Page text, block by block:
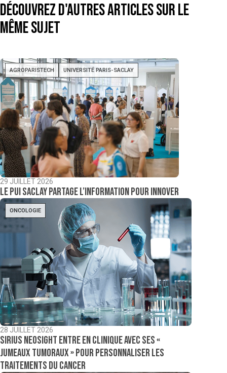
Découvrez d'autres articles sur le
même sujet
AGROPARISTECH UNIVERSITÉ PARIS-SACLAY
29 JUILLET 2026
Le PUI Saclay partage l’information pour innover
ONCOLOGIE
28 JUILLET 2026
Sirius NeoSight entre en clinique avec ses «
jumeaux tumoraux » pour personnaliser les
traitements du cancer